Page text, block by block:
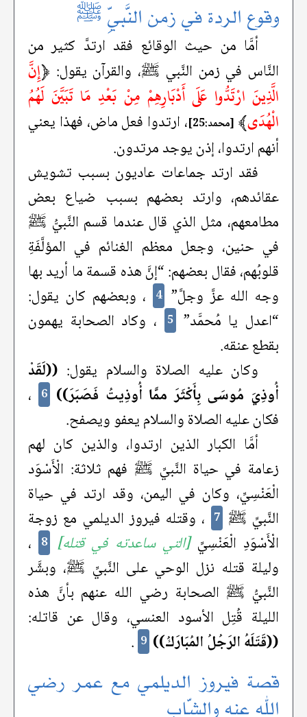
وقوع الردة في زمن النَّبيِّ ﷺ
أمَّا من حيث الوقائع فقد ارتدَّ كثير من
النَّاس في زمن النَّبي ﷺ، والقرآن يقول: ﴿إِنَّ
الَّذِينَ ارْتَدُّوا عَلَى أَدْبَارِهِمْ مِنْ بَعْدِ مَا تَبَيَّنَ لَهُمُ
الْهُدَى﴾ [محمد:25]
، ارتدوا فعل ماض، فهذا يعني
أنهم ارتدوا، إذن يوجد مرتدون.
فقد ارتد جماعات عاديون بسبب تشويش
عقائدهم، وارتد بعضهم بسبب ضياع بعض
مطامعهم، مثل الذي قال عندما قسم النَّبيُّ ﷺ
في حنين، وجعل معظم الغنائم في المؤلَّفَةِ
قلوبُهم، فقال بعضهم: “إنَّ هذه قسمة ما أريد بها
وجه الله عزَّ وجلَّ” 4 ، وبعضهم كان يقول:
“اعدل يا مُحمَّد” 5
، وكاد الصحابة يهمون
بقطع عنقه.
وكان عليه الصلاة والسلام يقول: ((لَقَدْ
أُوذِيَ مُوسَى بِأَكْثَرَ ممَّا أُوذِيتُ فَصَبَرَ)) 6 ،
فكان عليه الصلاة والسلام يعفو ويصفح.
أمَّا الكبار الذين ارتدوا، والذين كان لهم
زعامة في حياة النَّبيِّ ﷺ فهم ثلاثة: الْأَسْوَد
الْعَنْسِيِّ، وكان في اليمن، وقد ارتد في حياة
النَّبيِّ ﷺ 7 ، وقتله فيروز الديلمي مع زوجة
الْأَسْوَدِ الْعَنْسِيِّ[التي ساعدته في قتله] 8 ،
وليلة قتله نزل الوحي على النَّبيِّ ﷺ، وبشَّر
النَّبيُّ ﷺ الصحابة رضي الله عنهم بأنَّ هذه
الليلة قُتِل الأسود العنسي، وقال عن قاتله:
((قَتَلَهُ الرَجُلُ المُبَارَكُ)) 9
.
قصة فيروز الديلمي مع عمر رضي
الله عنه والشّاب